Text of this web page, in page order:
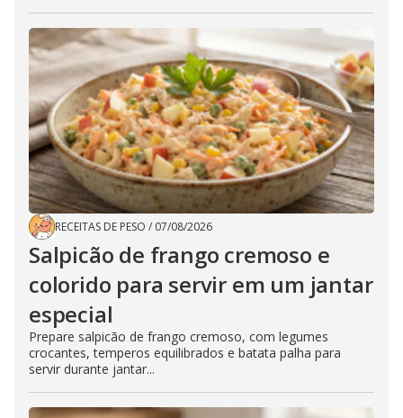
RECEITAS DE PESO / 07/08/2026
Salpicão de frango cremoso e
colorido para servir em um jantar
especial
Prepare salpicão de frango cremoso, com legumes
crocantes, temperos equilibrados e batata palha para
servir durante jantar...